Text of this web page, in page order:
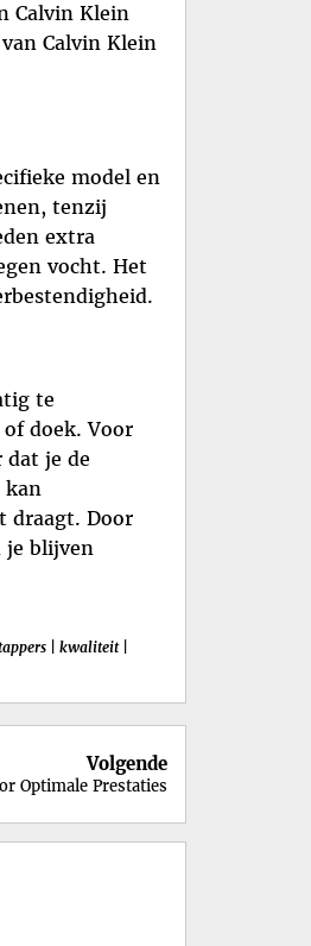
Calvin Klein
Calvin Klein
model en
tenzij
extra
vocht. Het
te
doek. Voor
dat je de
kan
draagt. Door
je blijven
kwaliteit|
Volgende
Optimale Prestaties